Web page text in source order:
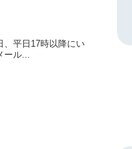
、平日17時以降にい
ール...